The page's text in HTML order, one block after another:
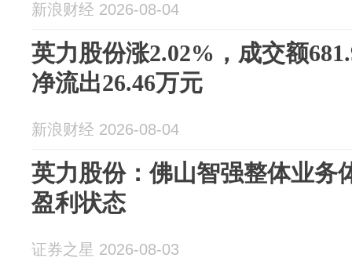
新浪财经 2026-08-04
英力股份涨2.02%，成交额
净流出26.46万元
新浪财经 2026-08-04
英力股份：佛山智强整体业务
盈利状态
证券之星 2026-08-03